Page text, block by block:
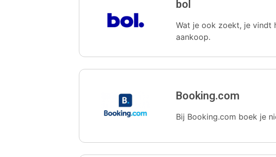
bol
Wat je ook zoekt, je vindt
aankoop.
Booking.com
Bij Booking.com boek je